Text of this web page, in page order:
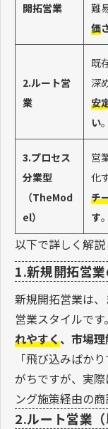
開拓営業
難
価
2.ルート営
業
既
深
安
い。
3.プロセス
分業型
（TheMod
el）
営
化
チ
す。
以下で詳しく解説
1.新規開拓営
新規開拓営業は
営業スタイルです
れやすく、市場
「飛び込みばか
がちですが、実
ング施策経由の商
2.ルート営業